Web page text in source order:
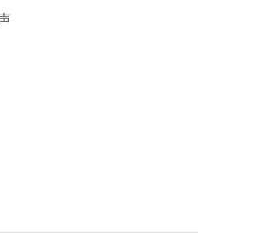
噪声